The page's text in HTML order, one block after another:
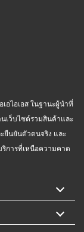
อไอเอส ในฐานะผู้นำที่
เว็บไซต์รวมสินค้าและ
ยืนยันตัวตนจริง และ
การที่เหนือความคาด